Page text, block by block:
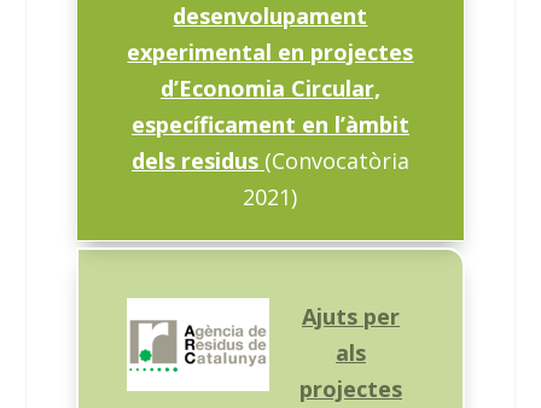
desenvolupament
experimental en projectes
d’Economia Circular,
específicament en l’àmbit
dels residus (Convocatòria
2021)
Ajuts per
als
projectes